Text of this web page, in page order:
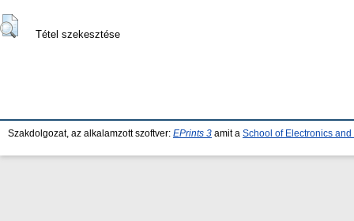
Tétel szekesztése
Szakdolgozat, az alkalamzott szoftver: EPrints 3 amit a School of Electronics